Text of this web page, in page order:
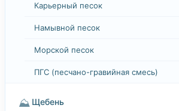
Карьерный песок
Намывной песок
Морской песок
ПГС (песчано-гравийная смесь)
⛰️ Щебень